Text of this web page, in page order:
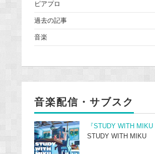
ピアプロ
過去の記事
音楽
音楽配信・サブスク
『STUDY WITH MIKU
STUDY WITH MIKU